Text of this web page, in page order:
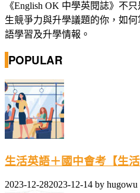
《English OK 中學英閱誌》不
生競爭力與升學議題的你，如
語學習及升學情報。
POPULAR
生活英語＋國中會考【生
2023-12-282023-12-14 by hugowu